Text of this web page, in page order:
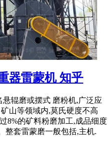
器雷蒙机 知乎
悬辊磨或摆式 磨粉机,广泛应
山等领域内,莫氏硬度不高
8%的矿料粉磨加工,成品细度
整套雷蒙磨一般包括,主机.